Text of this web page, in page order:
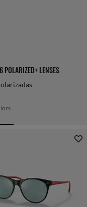
POLARIZED+ LENSES